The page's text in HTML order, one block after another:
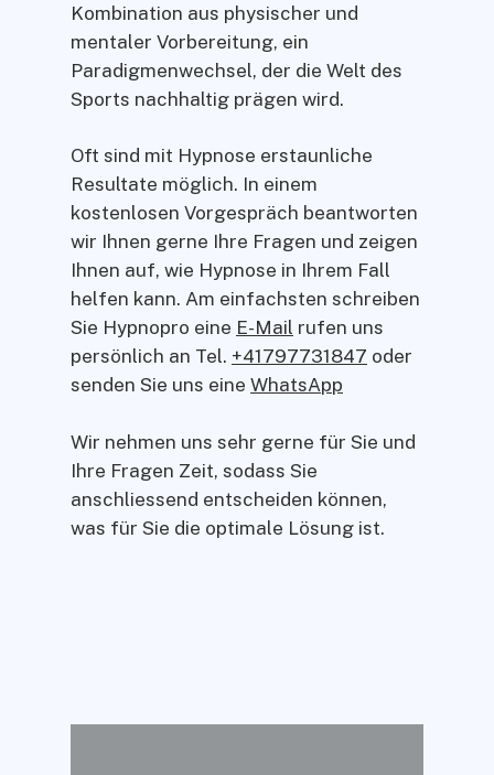
Kombination aus physischer und
mentaler Vorbereitung, ein
Paradigmenwechsel, der die Welt des
Sports nachhaltig prägen wird.
Oft sind mit Hypnose erstaunliche
Resultate möglich. In einem
kostenlosen Vorgespräch beantworten
wir Ihnen gerne Ihre Fragen und zeigen
Ihnen auf, wie Hypnose in Ihrem Fall
helfen kann. Am einfachsten schreiben
Sie Hypnopro eine E-Mail rufen uns
persönlich an Tel. +41797731847 oder
senden Sie uns eine WhatsApp
Wir nehmen uns sehr gerne für Sie und
Ihre Fragen Zeit, sodass Sie
anschliessend entscheiden können,
was für Sie die optimale Lösung ist.